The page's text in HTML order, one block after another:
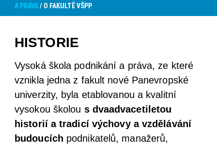
A PRÁVA/ O FAKULTĚ VŠPP
HISTORIE
Vysoká škola podnikání a práva, ze které
vznikla jedna z fakult nové Panevropské
univerzity, byla etablovanou a kvalitní
vysokou školou s dvaadvacetiletou
historií a tradicí výchovy a vzdělávání
budoucích podnikatelů, manažerů,